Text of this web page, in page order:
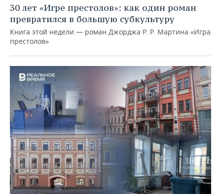
30 лет «Игре престолов»: как один роман
превратился в большую субкультуру
Книга этой недели — роман Джорджа Р. Р. Мартина «Игра
престолов»